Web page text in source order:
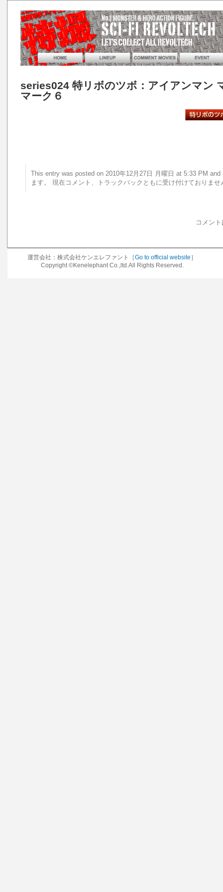
series024 特リボのツボ：アイアンマン
マーク６
This entry was posted on 2010年12月27日 月曜日 at 5:33 PM
ます。 現在コメント、トラックバックともに受け付けておりませ
コメン
運営会社：株式会社ケンエレファント［Go to official website ］
Copyright ©Kenelephant Co.,ltd.All Rights Reserved.